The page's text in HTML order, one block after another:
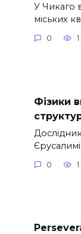
У Чикаго
міських
0 1
Фізики
0 1